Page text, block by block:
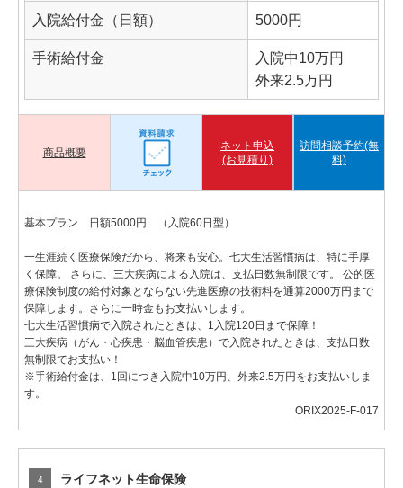
入院給付金（日額） 5000円
手術給付金
入院中10万円
外来2.5万円
商品概要
ネット申込
(お見積り)
訪問相談予約(無
料)
基本プラン 日額5000円 （入院60日型）
一生涯続く医療保険だから、将来も安心。七大生活習慣病は、特に手厚
く保障。 さらに、三大疾病による入院は、支払日数無制限です。 公的医
療保険制度の給付対象とならない先進医療の技術料を通算2000万円まで
保障します。さらに一時金もお支払いします。
七大生活習慣病で入院されたときは、1入院120日まで保障！
三大疾病（がん・心疾患・脳血管疾患）で入院されたときは、支払日数
無制限でお支払い！
※手術給付金は、1回につき入院中10万円、外来2.5万円をお支払いしま
す。
ORIX2025-F-017
4 ライフネット生命保険